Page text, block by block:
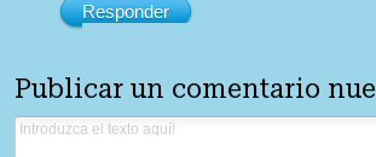
Responder
Publicar un comentario